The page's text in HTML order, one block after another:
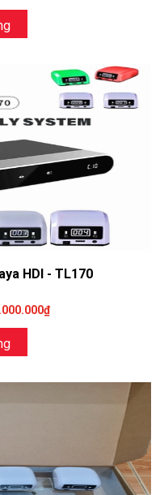
HDI - TL170